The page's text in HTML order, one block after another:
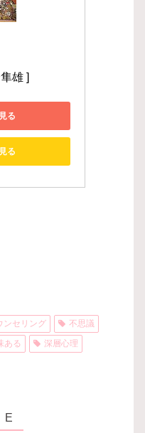
雄 ]
る
る
ンセリング
不思議
ある
深層心理